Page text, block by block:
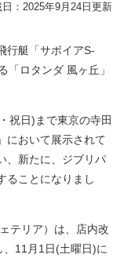
日：2025年9月24日更新
行艇「サボイアS-
「ロタンダ 風ヶ丘」
祝日)まで東京の寺田
において展示されて
、新たに、ジブリパ
ることになりまし
テリア）は、店内改
11月1日(土曜日)に